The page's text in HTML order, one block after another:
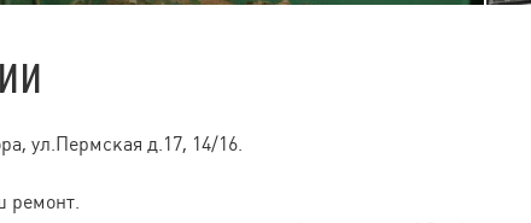
ул.Пермская д.17, 14/16.
ремонт.